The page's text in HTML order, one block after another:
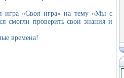
игра «Своя игра» на тему «Мы с
смогли проверить свои знания и
времена!